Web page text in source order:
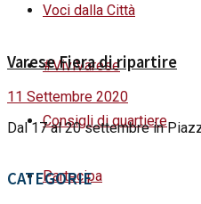
Voci dalla Città
#ViviVarese
Consigli di quartiere
Partecipa
Varese Fiera di ripartire
11 Settembre 2020
Dal 17 al 20 settembre in
CATEGORIE